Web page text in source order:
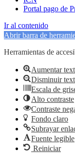
Portal pago de
Ir al contenido
Abrir barra de
Herramientas de
Aumentar
Disminuir
Escala de
Alto contraste
Contraste
Fondo claro
Subrayar
Fuente legible
Reiniciar